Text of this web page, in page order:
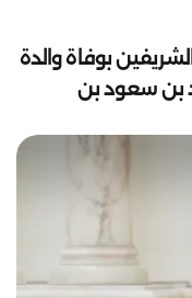
بوفاة والدة
بن سعود بن